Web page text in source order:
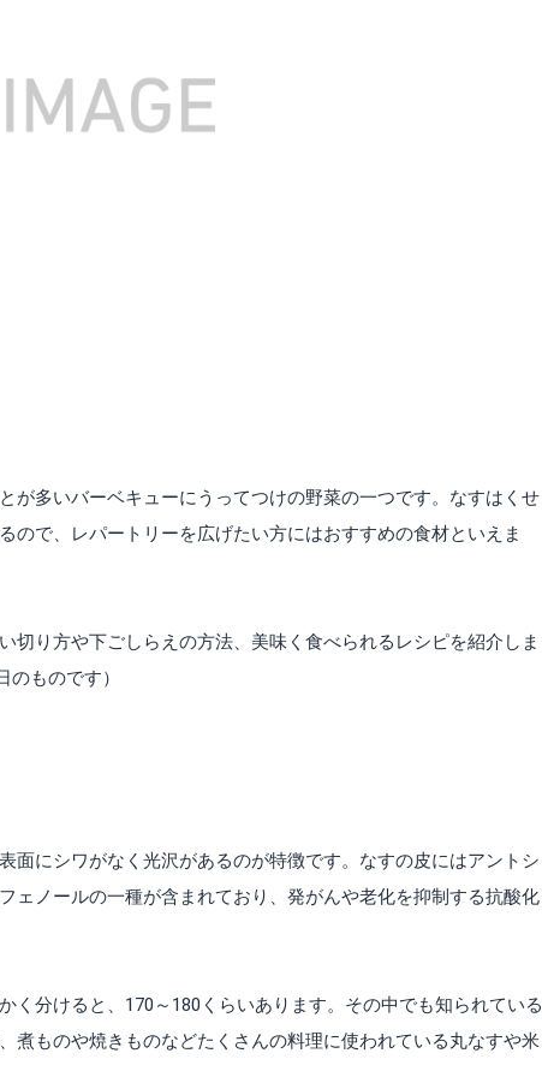
が多いバーベキューにうってつけの野菜の一つです。なすはくせ
ので、レパートリーを広げたい方にはおすすめの食材といえま
切り方や下ごしらえの方法、美味く食べられるレシピを紹介しま
ものです）
面にシワがなく光沢があるのが特徴です。なすの皮にはアントシ
ェノールの一種が含まれており、発がんや老化を抑制する抗酸化
く分けると、170～180くらいあります。その中でも知られている
煮ものや焼きものなどたくさんの料理に使われている丸なすや米